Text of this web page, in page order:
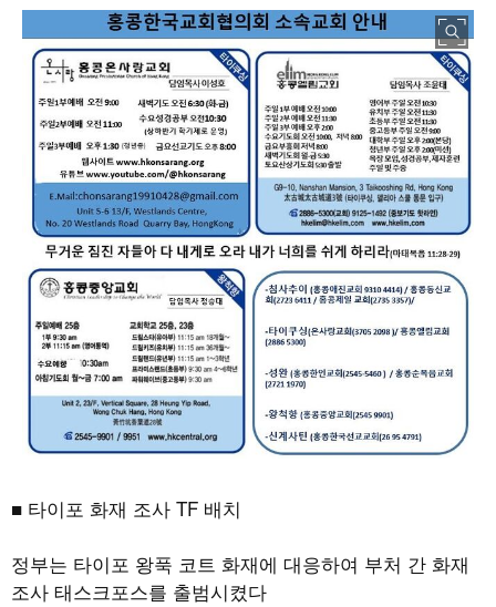
■ 타이포 화재 조사 TF 배치
정부는 타이포 왕푹 코트 화재에 대응하여 부처 간 화재
조사 태스크포스를 출범시켰다